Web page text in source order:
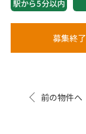
募集終了
前の物件へ